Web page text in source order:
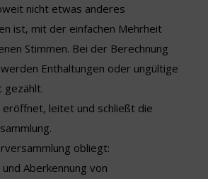
nicht etwas anderes
ist, mit der einfachen Mehrheit
Stimmen. Bei der Berechnung
Enthaltungen oder ungültige
gezählt.
eröffnet, leitet und schließt die
obliegt:
und Aberkennung von